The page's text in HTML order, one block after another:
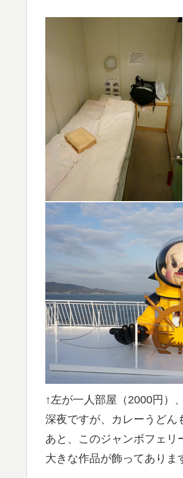
↑左が一人部屋（2000円）
深夜ですが、カレーうどん
あと、このジャンボフェ
大きな作品が飾ってありま